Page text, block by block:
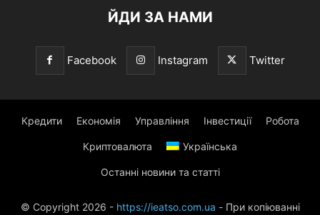
ЙДИ ЗА НАМИ
Facebook Instagram Twitter
Кредити Економія Управління Інвестиції Робота
Криптовалюта Українська
Останні новини та статті
© Copyright 2026 - https://ieatso.com.ua - При копіюванні